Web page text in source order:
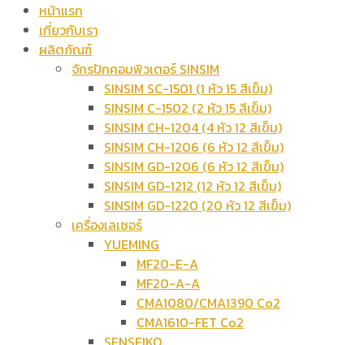
หน้าแรก
เกี่ยวกับเรา
ผลิตภัณฑ์
จักรปักคอมพิวเตอร์ SINSIM
SINSIM SC-1501 (1 หัว 15 สีเข็ม)
SINSIM C-1502 (2 หัว 15 สีเข็ม)
SINSIM CH-1204 (4 หัว 12 สีเข็ม)
SINSIM CH-1206 (6 หัว 12 สีเข็ม)
SINSIM GD-1206 (6 หัว 12 สีเข็ม)
SINSIM GD-1212 (12 หัว 12 สีเข็ม)
SINSIM GD-1220 (20 หัว 12 สีเข็ม)
เครื่องเลเซอร์
YUEMING
MF20-E-A
MF20-A-A
CMA1080/CMA1390 Co2
CMA1610-FET Co2